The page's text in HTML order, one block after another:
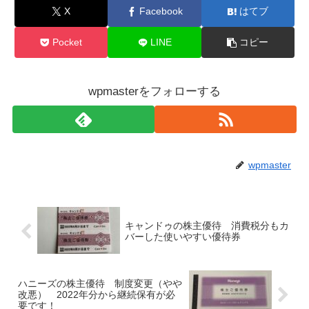
X Facebook はてブ
Pocket LINE コピー
wpmasterをフォローする
wpmaster
キャンドゥの株主優待 消費税分もカ
バーした使いやすい優待券
ハニーズの株主優待 制度変更（やや
改悪） 2022年分から継続保有が必
要です！